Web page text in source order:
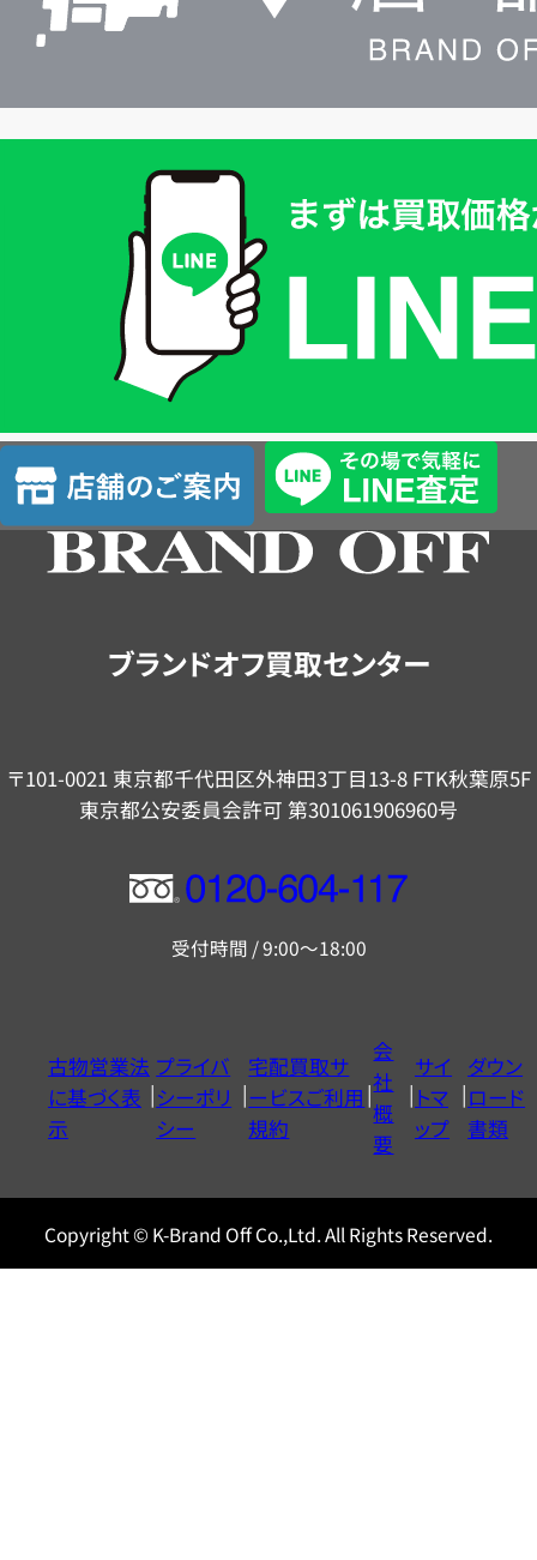
査
定
店
舗
の
ブランドオフ買取センター
〒101-0021 東京都千代田区外神田3丁目13-8 FTK秋葉原5F
東京都公安委員会許可 第301061906960号
フ
ー
ヤ
ル
0120604117
受付時間 / 9:00～18:00
古物営業法
に基づく表
示
プライバ
シーポリ
シー
宅配買取サ
ービスご利用
規約
会
社
概
要
サイ
トマ
ップ
ダウン
ロード
書類
Copyright © K-Brand Off Co.,Ltd. All Rights Reserved.